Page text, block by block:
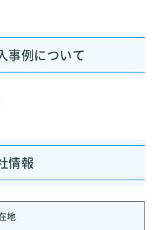
事例について
情報
地